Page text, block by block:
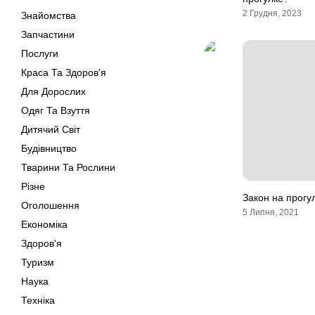
Знайомства
Запчастини
Послуги
Краса Та Здоров'я
Для Дорослих
Одяг Та Взуття
Дитячий Світ
Будівництво
Тварини Та Рослини
Різне
Оголошення
Економіка
Здоров'я
Туризм
Наука
Техніка
2 Грудня, 2023
Закон на
5 Липня, 2021